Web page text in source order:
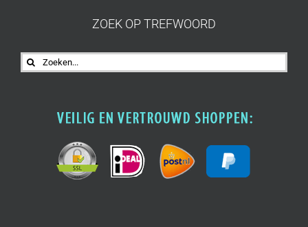
ZOEK OP TREFWOORD
Zoeken
naar: